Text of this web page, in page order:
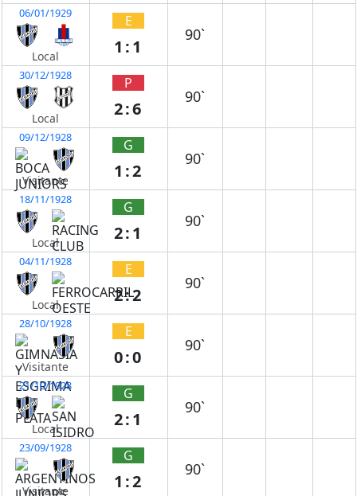
06/01/1929
Local
E
1:1
90`
30/12/1928
Local
P
2:6
90`
09/12/1928
Visitante
G
1:2
90`
18/11/1928
Local
G
2:1
90`
04/11/1928
Local
E
2:2
90`
28/10/1928
Visitante
E
0:0
90`
21/10/1928
Local
G
2:1
90`
23/09/1928
Visitante
G
1:2
90`